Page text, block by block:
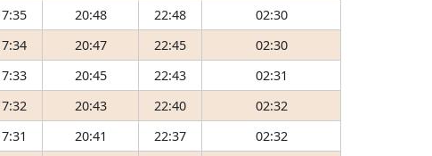
20:48 22:48
02:30
20:47 22:45
02:30
20:45 22:43
02:31
20:43 22:40
02:32
20:41 22:37
02:32